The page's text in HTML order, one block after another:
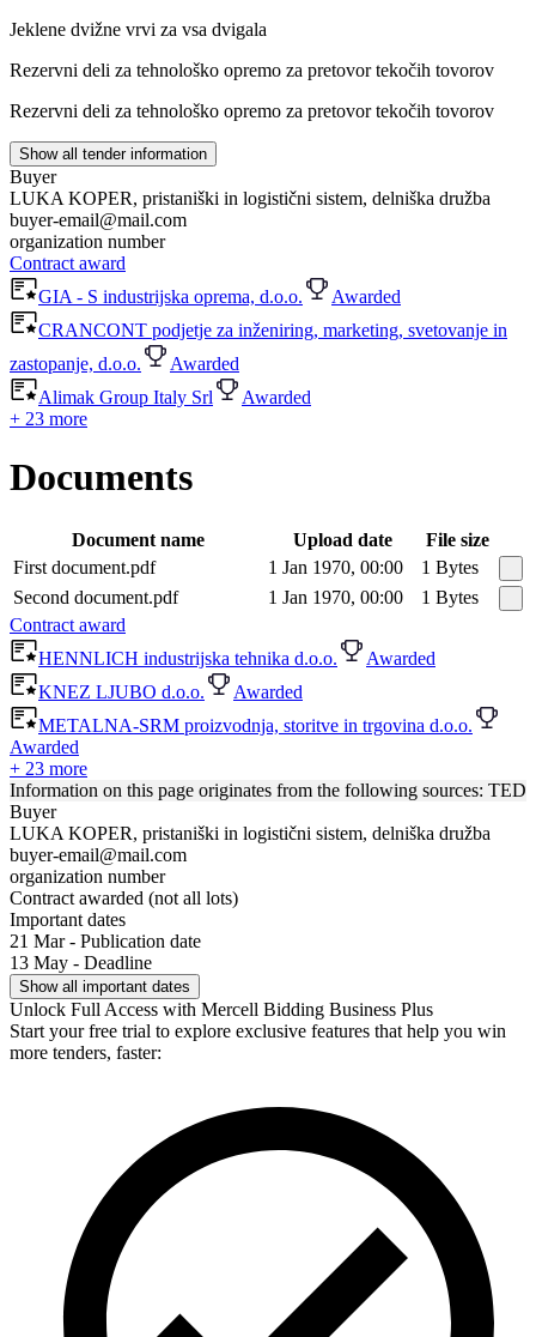
Jeklene dvižne vrvi za vsa dvigala
Rezervni deli za tehnološko opremo za pretovor tekočih tovorov
Rezervni deli za tehnološko opremo za pretovor tekočih tovorov
Show all tender information
Buyer
LUKA KOPER, pristaniški in logistični sistem, delniška družba
buyer-email@mail.com
organization number
Contract award
GIA - S industrijska oprema, d.o.o.
Awarded
CRANCONT podjetje za inženiring, marketing, svetovanje in
zastopanje, d.o.o.
Awarded
Alimak Group Italy Srl
Awarded
+ 23 more
Documents
Document name Upload date
File size
First document.pdf
1 Jan 1970, 00:00
1 Bytes
Second document.pdf
1 Jan 1970, 00:00
1 Bytes
Contract award
HENNLICH industrijska tehnika d.o.o.
Awarded
KNEZ LJUBO d.o.o.
Awarded
METALNA-SRM proizvodnja, storitve in trgovina d.o.o.
Awarded
+ 23 more
Information on this page originates from the following sources: TED
Buyer
LUKA KOPER, pristaniški in logistični sistem, delniška družba
buyer-email@mail.com
organization number
Contract awarded (not all lots)
Important dates
21 Mar - Publication date
13 May - Deadline
Show all important dates
Unlock Full Access with Mercell Bidding Business Plus
Start your free trial to explore exclusive features that help you win
more tenders, faster: